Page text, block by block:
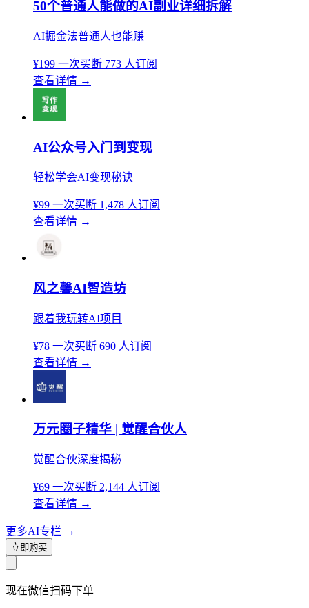
50个普通人能做的AI副业详细拆解
AI掘金法普通人也能赚
¥199 一次买断 773 人订阅
查看详情 →
AI公众号入门到变现
轻松学会AI变现秘诀
¥99 一次买断 1,478 人订阅
查看详情 →
风之馨AI智造坊
跟着我玩转AI项目
¥78 一次买断 690 人订阅
查看详情 →
万元圈子精华 | 觉醒合伙人
觉醒合伙深度揭秘
¥69 一次买断 2,144 人订阅
查看详情 →
更多AI专栏 →
立即购买
现在微信扫码下单